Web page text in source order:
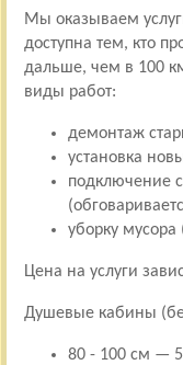
Мы оказываем
доступна тем, кто
дальше, чем в 100
виды работ:
демонтаж
установка
подключение
уборку мусора
Цена на услуги
Душевые кабины
80 - 100 см —